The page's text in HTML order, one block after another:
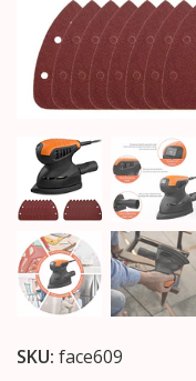
SKU: face609